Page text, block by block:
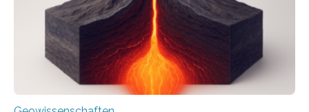
wahrzunehmen. Dadurch konnten sie sich verorten und
über den Ozean navigieren. Vor einigen Jahren…